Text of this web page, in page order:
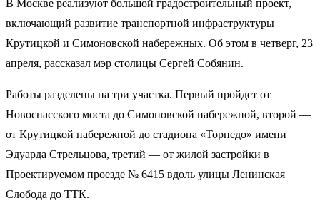
В Москве реализуют большой градостроительный проект,
включающий развитие транспортной инфраструктуры
Крутицкой и Симоновской набережных. Об этом в четверг, 23
апреля, рассказал мэр столицы Сергей Собянин.
Работы разделены на три участка. Первый пройдет от
Новоспасского моста до Симоновской набережной, второй —
от Крутицкой набережной до стадиона «Торпедо» имени
Эдуарда Стрельцова, третий — от жилой застройки в
Проектируемом проезде № 6415 вдоль улицы Ленинская
Слобода до ТТК.